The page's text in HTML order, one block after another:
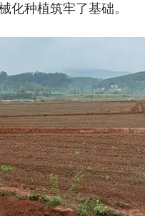
化种植筑牢了基础。